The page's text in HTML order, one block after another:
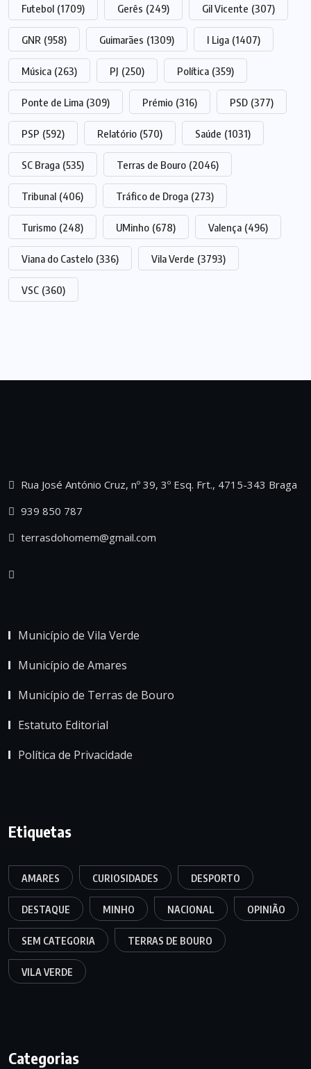
Futebol (1709) Gerês (249) Gil Vicente (307)
GNR (958) Guimarães (1309) I Liga (1407)
Música (263) PJ (250) Política (359)
Ponte de Lima (309) Prémio (316) PSD (377)
PSP (592) Relatório (570) Saúde (1031)
SC Braga (535) Terras de Bouro (2046)
Tribunal (406) Tráfico de Droga (273)
Turismo (248) UMinho (678) Valença (496)
Viana do Castelo (336) Vila Verde (3793)
VSC (360)
Rua José António Cruz, nº 39, 3º Esq. Frt., 4715-343 Braga
939 850 787
terrasdohomem@gmail.com
Município de Vila Verde
Município de Amares
Município de Terras de Bouro
Estatuto Editorial
Política de Privacidade
Etiquetas
AMARES CURIOSIDADES DESPORTO
DESTAQUE MINHO NACIONAL OPINIÃO
SEM CATEGORIA TERRAS DE BOURO
VILA VERDE
Categorias